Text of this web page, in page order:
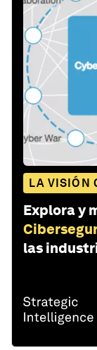
LA VISIÓN
Explora y
las